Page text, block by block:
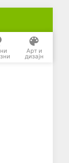
Арт и
дизајн